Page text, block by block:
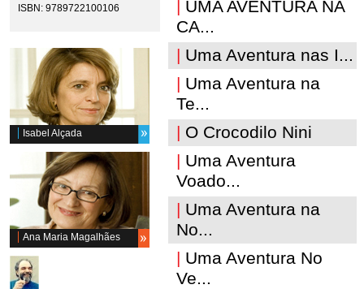
ISBN: 9789722100106
Isabel Alçada
Ana Maria Magalhães
| UMA AVENTURA NA
CA...
| Uma Aventura nas I...
| Uma Aventura na
Te...
| O Crocodilo Nini
| Uma Aventura
Voado...
| Uma Aventura na
No...
| Uma Aventura No
Ve...